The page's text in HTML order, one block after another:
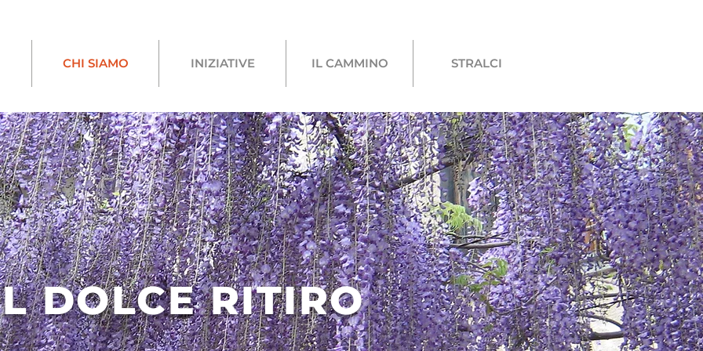
CHI SIAMO INIZIATIVE IL CAMMINO STRALCI
DOLCE RITIRO